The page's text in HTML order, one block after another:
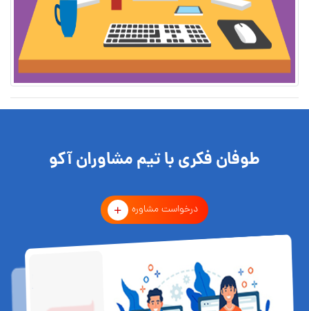
طوفان فکری با تیم مشاوران آکو
درخواست مشاوره